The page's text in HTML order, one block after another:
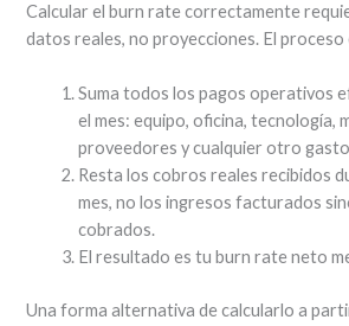
Calcular el burn rate correctamente
datos reales, no proyecciones. El proceso
Suma todos los pagos operativos
el mes: equipo, oficina, tecnología,
proveedores y cualquier otro
Resta los cobros reales recibidos
mes, no los ingresos facturados
cobrados.
El resultado es tu burn rate neto
Una forma alternativa de calcularlo a